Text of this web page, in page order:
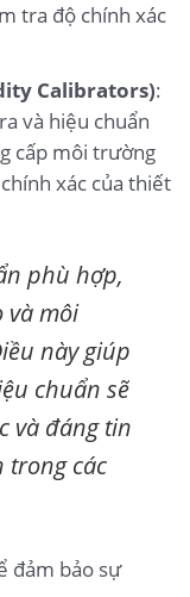
tra độ chính xác
Calibrators):
và hiệu chuẩn
cấp môi trường
xác của thiết
phù hợp,
và môi
này giúp
chuẩn sẽ
và đáng tin
trong các